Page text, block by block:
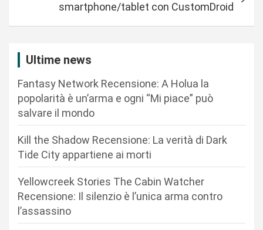
a
smartphone/tablet con CustomDroid
Ultime news
Fantasy Network Recensione: A Holua la
popolarità è un’arma e ogni “Mi piace” può
salvare il mondo
Kill the Shadow Recensione: La verità di Dark
Tide City appartiene ai morti
Yellowcreek Stories The Cabin Watcher
Recensione: Il silenzio è l’unica arma contro
l’assassino